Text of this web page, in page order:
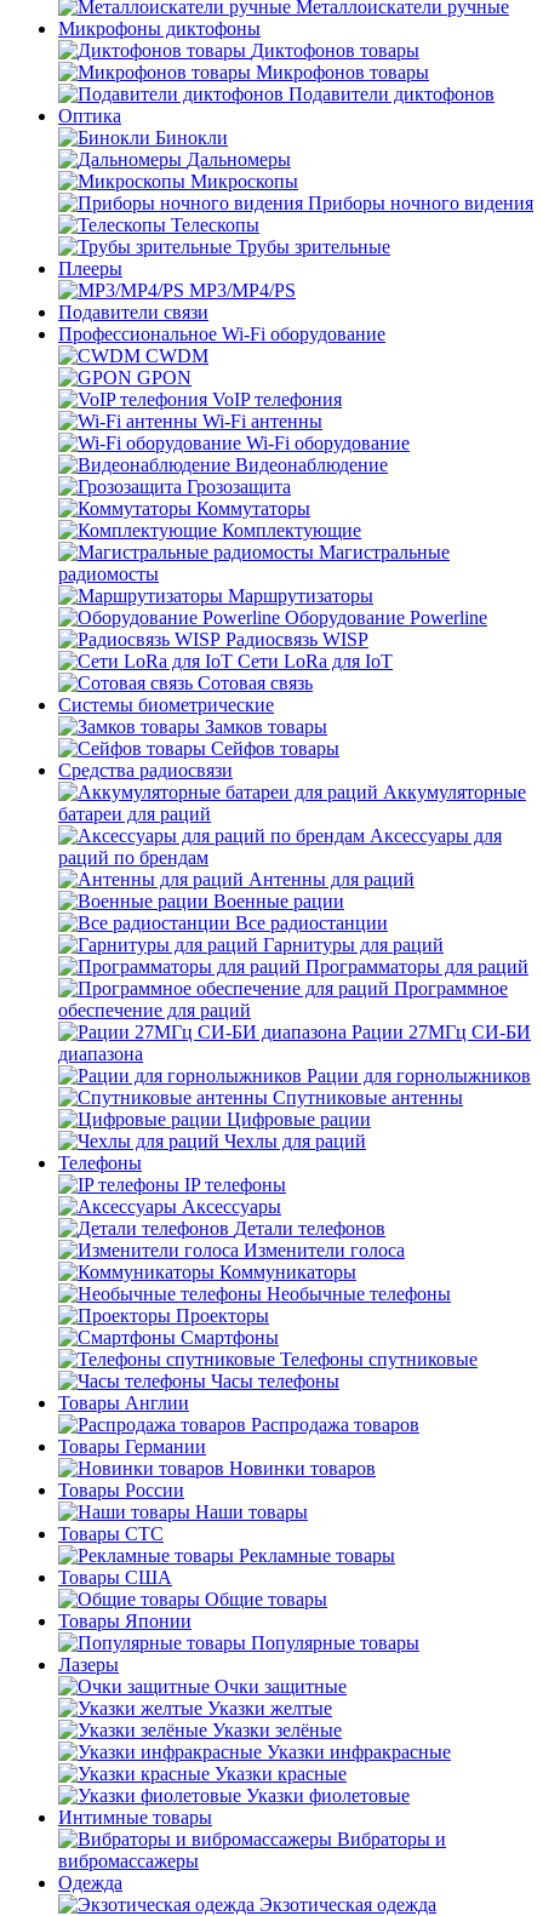
Металлоискатели ручные
Микрофоны диктофоны
Диктофонов товары
Микрофонов товары
Подавители диктофонов
Оптика
Бинокли
Дальномеры
Микроскопы
Приборы ночного видения
Телескопы
Трубы зрительные
Плееры
MP3/MP4/PS
Подавители связи
Профессиональное Wi-Fi оборудование
CWDM
GPON
VoIP телефония
Wi-Fi антенны
Wi-Fi оборудование
Видеонаблюдение
Грозозащита
Коммутаторы
Комплектующие
Магистральные
радиомосты
Маршрутизаторы
Оборудование Powerline
Радиосвязь WISP
Сети LoRa для IoT
Сотовая связь
Системы биометрические
Замков товары
Сейфов товары
Средства радиосвязи
Аккумуляторные
батареи для раций
Аксессуары для
раций по брендам
Антенны для раций
Военные рации
Все радиостанции
Гарнитуры для раций
Программаторы для раций
Программное
обеспечение для раций
Рации 27МГц СИ-БИ
диапазона
Рации для горнолыжников
Спутниковые антенны
Цифровые рации
Чехлы для раций
Телефоны
IP телефоны
Аксессуары
Детали телефонов
Изменители голоса
Коммуникаторы
Необычные телефоны
Проекторы
Смартфоны
Телефоны спутниковые
Часы телефоны
Товары Англии
Распродажа товаров
Товары Германии
Новинки товаров
Товары России
Наши товары
Товары СТС
Рекламные товары
Товары США
Общие товары
Товары Японии
Популярные товары
Лазеры
Очки защитные
Указки желтые
Указки зелёные
Указки инфракрасные
Указки красные
Указки фиолетовые
Интимные товары
Вибраторы и
вибромассажеры
Одежда
Экзотическая одежда